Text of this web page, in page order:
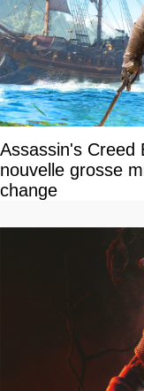
Assassin's Creed
nouvelle grosse
change